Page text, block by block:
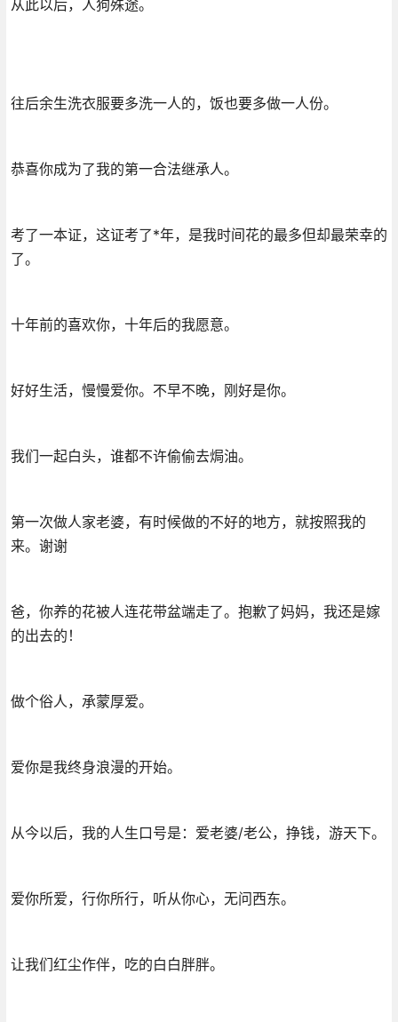
从此以后，人狗殊途。
往后余生洗衣服要多洗一人的，饭也要多做一人份。
恭喜你成为了我的第一合法继承人。
考了一本证，这证考了*年，是我时间花的最多但却最荣幸的
了。
十年前的喜欢你，十年后的我愿意。
好好生活，慢慢爱你。不早不晚，刚好是你。
我们一起白头，谁都不许偷偷去焗油。
第一次做人家老婆，有时候做的不好的地方，就按照我的
来。谢谢
爸，你养的花被人连花带盆端走了。抱歉了妈妈，我还是嫁
的出去的！
做个俗人，承蒙厚爱。
爱你是我终身浪漫的开始。
从今以后，我的人生口号是：爱老婆/老公，挣钱，游天下。
爱你所爱，行你所行，听从你心，无问西东。
让我们红尘作伴，吃的白白胖胖。